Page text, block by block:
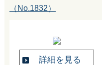
（No.1832）
詳細を見る